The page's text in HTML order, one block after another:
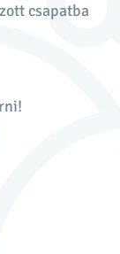
csapatba